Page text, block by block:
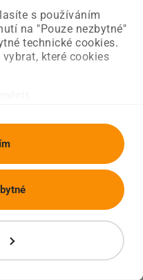
s používáním
na "Pouze nezbytné"
technické cookies.
které cookies
Úvodní strana